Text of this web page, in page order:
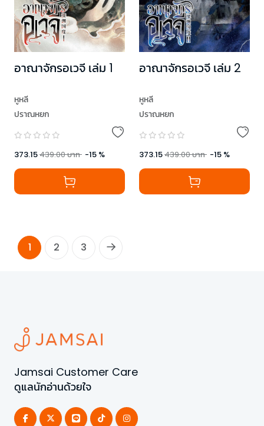
อาณาจักรอเวจี เล่ม 1
หูหลี
ปราณหยก
373.15439.00บาท -15 %
อาณาจักรอเวจี เล่ม 2
หูหลี
ปราณหยก
373.15439.00บาท -15 %
1 2 3
Jamsai Customer Care
ดูแลนักอ่านด้วยใจ